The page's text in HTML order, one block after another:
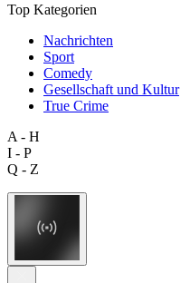
Top Kategorien
Nachrichten
Sport
Comedy
Gesellschaft und Kultur
True Crime
A - H
I - P
Q - Z